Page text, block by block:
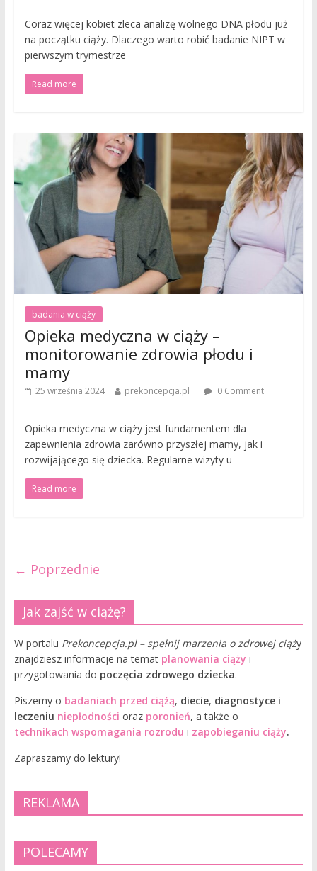
Coraz więcej kobiet zleca analizę wolnego DNA płodu już
na początku ciąży. Dlaczego warto robić badanie NIPT w
pierwszym trymestrze
Read more
badania w ciąży
Opieka medyczna w ciąży –
monitorowanie zdrowia płodu i
mamy
25 września 2024 prekoncepcja.pl 0 Comment
Opieka medyczna w ciąży jest fundamentem dla
zapewnienia zdrowia zarówno przyszłej mamy, jak i
rozwijającego się dziecka. Regularne wizyty u
Read more
← Poprzednie
Jak zajść w ciążę?
W portalu Prekoncepcja.pl – spełnij marzenia o zdrowej ciąży
znajdziesz informacje na temat planowania ciąży i
przygotowania do poczęcia zdrowego dziecka.
Piszemy o badaniach przed ciążą, diecie, diagnostyce i
leczeniu niepłodności oraz poronień, a także o
technikach wspomagania rozrodu i zapobieganiu ciąży.
Zapraszamy do lektury!
REKLAMA
POLECAMY